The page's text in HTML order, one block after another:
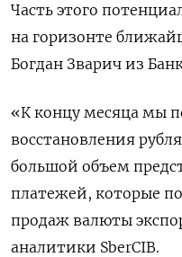
Часть этого
на горизонте
Богдан Зварич из
«К концу месяца мы
восстановления
большой объем
платежей, которые
продаж валюты
аналитики SberCIB.